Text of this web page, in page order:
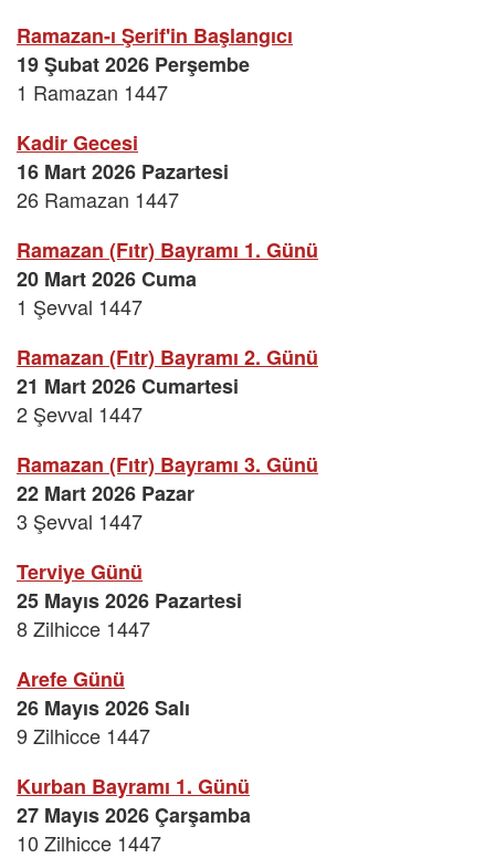
Ramazan-ı Şerif'in Başlangıcı
19 Şubat 2026 Perşembe
1 Ramazan 1447
Kadir Gecesi
16 Mart 2026 Pazartesi
26 Ramazan 1447
Ramazan (Fıtr) Bayramı 1. Günü
20 Mart 2026 Cuma
1 Şevval 1447
Ramazan (Fıtr) Bayramı 2. Günü
21 Mart 2026 Cumartesi
2 Şevval 1447
Ramazan (Fıtr) Bayramı 3. Günü
22 Mart 2026 Pazar
3 Şevval 1447
Terviye Günü
25 Mayıs 2026 Pazartesi
8 Zilhicce 1447
Arefe Günü
26 Mayıs 2026 Salı
9 Zilhicce 1447
Kurban Bayramı 1. Günü
27 Mayıs 2026 Çarşamba
10 Zilhicce 1447